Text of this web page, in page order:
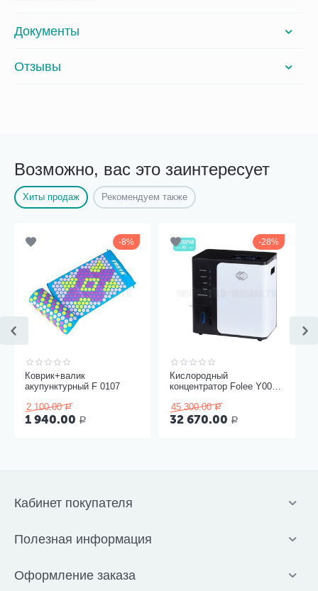
Документы
Отзывы
Возможно, вас это заинтересует
Хиты продаж Рекомендуем также
8%
Коврик+валик
акупунктурный F 0107
2 100.00 Р
1 940.00 Р
28%
Кислородный
концентратор Folee Y007-
45 300.00 Р
32 670.00 Р
Кабинет покупателя
Полезная информация
Оформление заказа